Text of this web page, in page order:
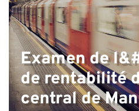
Examen de
de rentabilité
central de